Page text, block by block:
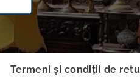
Termeni și condiții de